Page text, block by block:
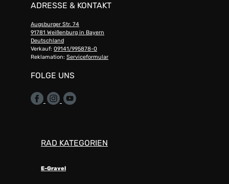
ADRESSE & KONTAKT
Augsburger Str. 74
91781 Weißenburg in Bayern
Deutschland
Verkauf: 09141/995878-0
Reklamation: Serviceformular
FOLGE UNS
RAD KATEGORIEN
E-Gravel